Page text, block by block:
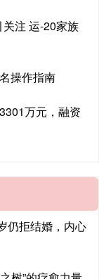
关注 运-20家族
操作指南
万元，融资
仍拒结婚，内心